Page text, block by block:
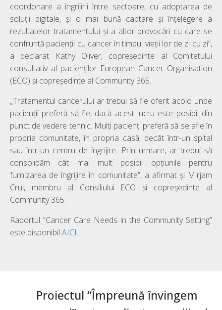
coordonare a îngrijirii între sectoare, cu adoptarea de
soluții digitale, și o mai bună captare și înțelegere a
rezultatelor tratamentului și a altor provocări cu care se
confruntă pacienții cu cancer în timpul vieții lor de zi cu zi”,
a declarat Kathy Oliver, copreședinte al Comitetului
consultativ al pacienților European Cancer Organisation
(ECO) și copreședinte al Community 365.
„Tratamentul cancerului ar trebui să fie oferit acolo unde
pacienții preferă să fie, dacă acest lucru este posibil din
punct de vedere tehnic. Mulți pacienți preferă să se afle în
propria comunitate, în propria casă, decât într-un spital
sau într-un centru de îngrijire. Prin urmare, ar trebui să
consolidăm cât mai mult posibil opțiunile pentru
furnizarea de îngrijire în comunitate”, a afirmat și Mirjam
Crul, membru al Consiliului ECO și copreședinte al
Community 365.
Raportul ”Cancer Care Needs in the Community Setting”
este disponibil AICI.
Proiectul “Împreună învingem